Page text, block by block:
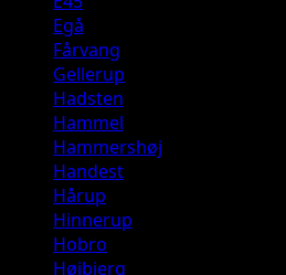
Egå
Fårvang
Gellerup
Hadsten
Hammel
Hammershøj
Handest
Hårup
Hinnerup
Hobro
Højbjerg